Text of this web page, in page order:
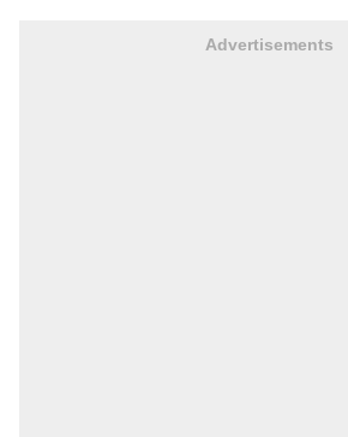
Advertisements